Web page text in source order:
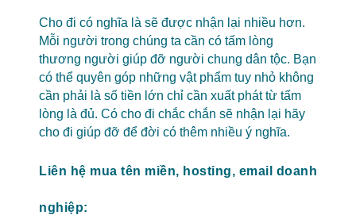
Cho đi có nghĩa là sẽ được nhận lại nhiều hơn.
Mỗi người trong chúng ta cần có tấm lòng
thương người giúp đỡ người chung dân tộc. Bạn
có thể quyên góp những vật phẩm tuy nhỏ không
cần phải là số tiền lớn chỉ cần xuất phát từ tấm
lòng là đủ. Có cho đi chắc chắn sẽ nhận lại hãy
cho đi giúp đỡ để đời có thêm nhiều ý nghĩa.
Liên hệ mua tên miền, hosting, email doanh
nghiệp: